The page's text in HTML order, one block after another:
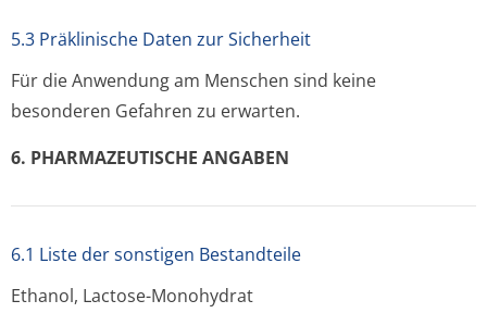
5.3 Präklinische Daten zur Sicherheit
Für die Anwendung am Menschen sind keine
besonderen Gefahren zu erwarten.
6. PHARMAZEUTISCHE ANGABEN
6.1 Liste der sonstigen Bestandteile
Ethanol, Lactose-Monohydrat